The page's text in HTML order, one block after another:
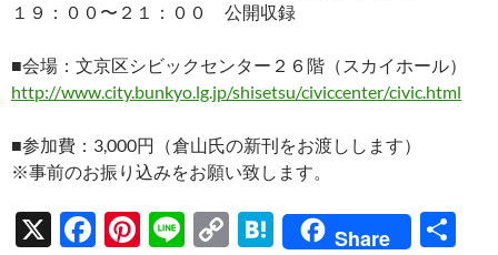
１９：００〜２１：００ 公開収録
■会場：文京区シビックセンター２６階（スカイホール）
http://www.city.bunkyo.lg.jp/shisetsu/civiccenter/civic.html
■参加費：3,000円（倉山氏の新刊をお渡しします）
※事前のお振り込みをお願い致します。
X
F
Pi Li
C
H
Share